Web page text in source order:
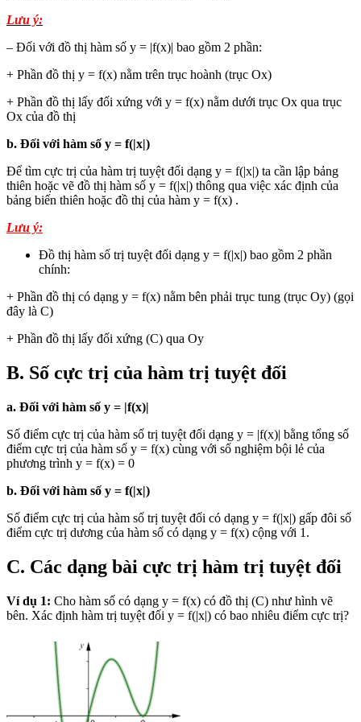
Lưu ý:
– Đối với đồ thị hàm số y = |f(x)| bao gồm 2 phần:
+ Phần đồ thị y = f(x) nằm trên trục hoành (trục Ox)
+ Phần đồ thị lấy đối xứng với y = f(x) nằm dưới trục Ox qua trục
Ox của đồ thị
b. Đối với hàm số y = f(|x|)
Để tìm cực trị của hàm trị tuyệt đối dạng y = f(|x|) ta cần lập bảng
thiên hoặc vẽ đồ thị hàm số y = f(|x|) thông qua việc xác định của
bảng biến thiên hoặc đồ thị của hàm y = f(x) .
Lưu ý:
Đồ thị hàm số trị tuyệt đối dạng y = f(|x|) bao gồm 2 phần
chính:
+ Phần đồ thị có dạng y = f(x) nằm bên phải trục tung (trục Oy) (gọi
đây là C)
+ Phần đồ thị lấy đối xứng (C) qua Oy
B. Số cực trị của hàm trị tuyệt đối
a. Đối với hàm số y = |f(x)|
Số điểm cực trị của hàm số trị tuyệt đối dạng y = |f(x)| bằng tổng số
điểm cực trị của hàm số y = f(x) cùng với số nghiệm bội lẻ của
phương trình y = f(x) = 0
b. Đối với hàm số y = f(|x|)
Số điểm cực trị của hàm số trị tuyệt đối có dạng y = f(|x|) gấp đôi số
điểm cực trị dương của hàm số có dạng y = f(x) cộng với 1.
C. Các dạng bài cực trị hàm trị tuyệt đối
Ví dụ 1: Cho hàm số có dạng y = f(x) có đồ thị (C) như hình vẽ
bên. Xác định hàm trị tuyệt đối y = f(|x|) có bao nhiêu điểm cực trị?